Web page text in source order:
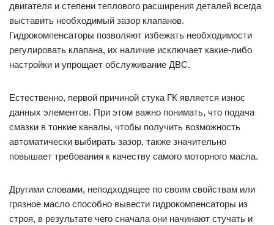
двигателя и степени теплового расширения деталей всегда
выставить необходимый зазор клапанов.
Гидрокомпенсаторы позволяют избежать необходимости
регулировать клапана, их наличие исключает какие-либо
настройки и упрощает обслуживание ДВС.
Естественно, первой причиной стука ГК является износ
данных элементов. При этом важно понимать, что подача
смазки в тонкие каналы, чтобы получить возможность
автоматически выбирать зазор, также значительно
повышает требования к качеству самого моторного масла.
Другими словами, неподходящее по своим свойствам или
грязное масло способно вывести гидрокомпенсаторы из
строя, в результате чего сначала они начинают стучать и